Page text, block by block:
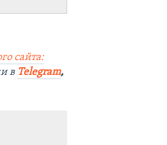
сайта:
в Telegram,